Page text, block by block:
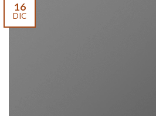
16
DIC